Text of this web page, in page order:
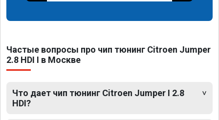
Частые вопросы про чип тюнинг Citroen Jumper
2.8 HDI I в Москве
Что дает чип тюнинг Citroen Jumper I 2.8
HDI?